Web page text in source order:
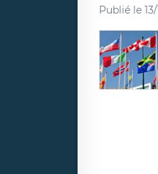
Publié le 13/